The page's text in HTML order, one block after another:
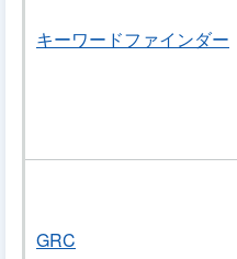
キーワードファインダー
GRC